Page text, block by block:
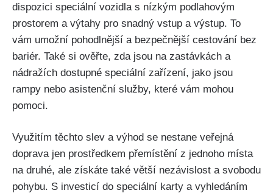
dispozici speciální vozidla s nízkým podlahovým
prostorem a výtahy pro snadný vstup a výstup. To
vám umožní pohodlnější a bezpečnější cestování bez
bariér. Také si ověřte, zda jsou na zastávkách a
nádražích dostupné speciální zařízení, jako jsou
rampy nebo asistenční služby, které vám mohou
pomoci.
Využitím těchto slev a výhod se nestane veřejná
doprava jen prostředkem přemístění z jednoho místa
na druhé, ale získáte také větší nezávislost a svobodu
pohybu. S investicí do speciální karty a vyhledáním